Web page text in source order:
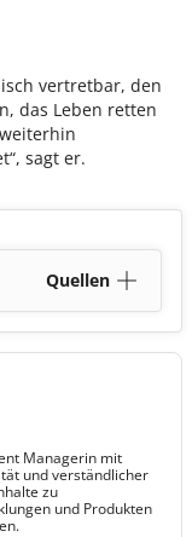
vertretbar, den
das Leben retten
sagt er.
Quellen
Managerin mit
und verständlicher
zu
und Produkten